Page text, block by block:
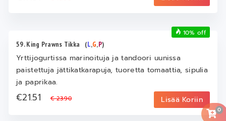
0
59. King Prawns Tikka (L,G,P)
Yrttijogurtissa marinoituja ja tandoori uunissa
paistettuja jättikatkarapuja, tuoretta tomaattia, sipulia
ja paprikaa.
€21.51€ 23.90 Lisää Koriin
10% off